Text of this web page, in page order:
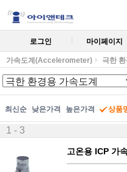
로그인 마이페이지
가속도계(Accelerometer) 극한 환
최신순 낮은가격 높은가격 상품
1 - 3
고온용 ICP 가